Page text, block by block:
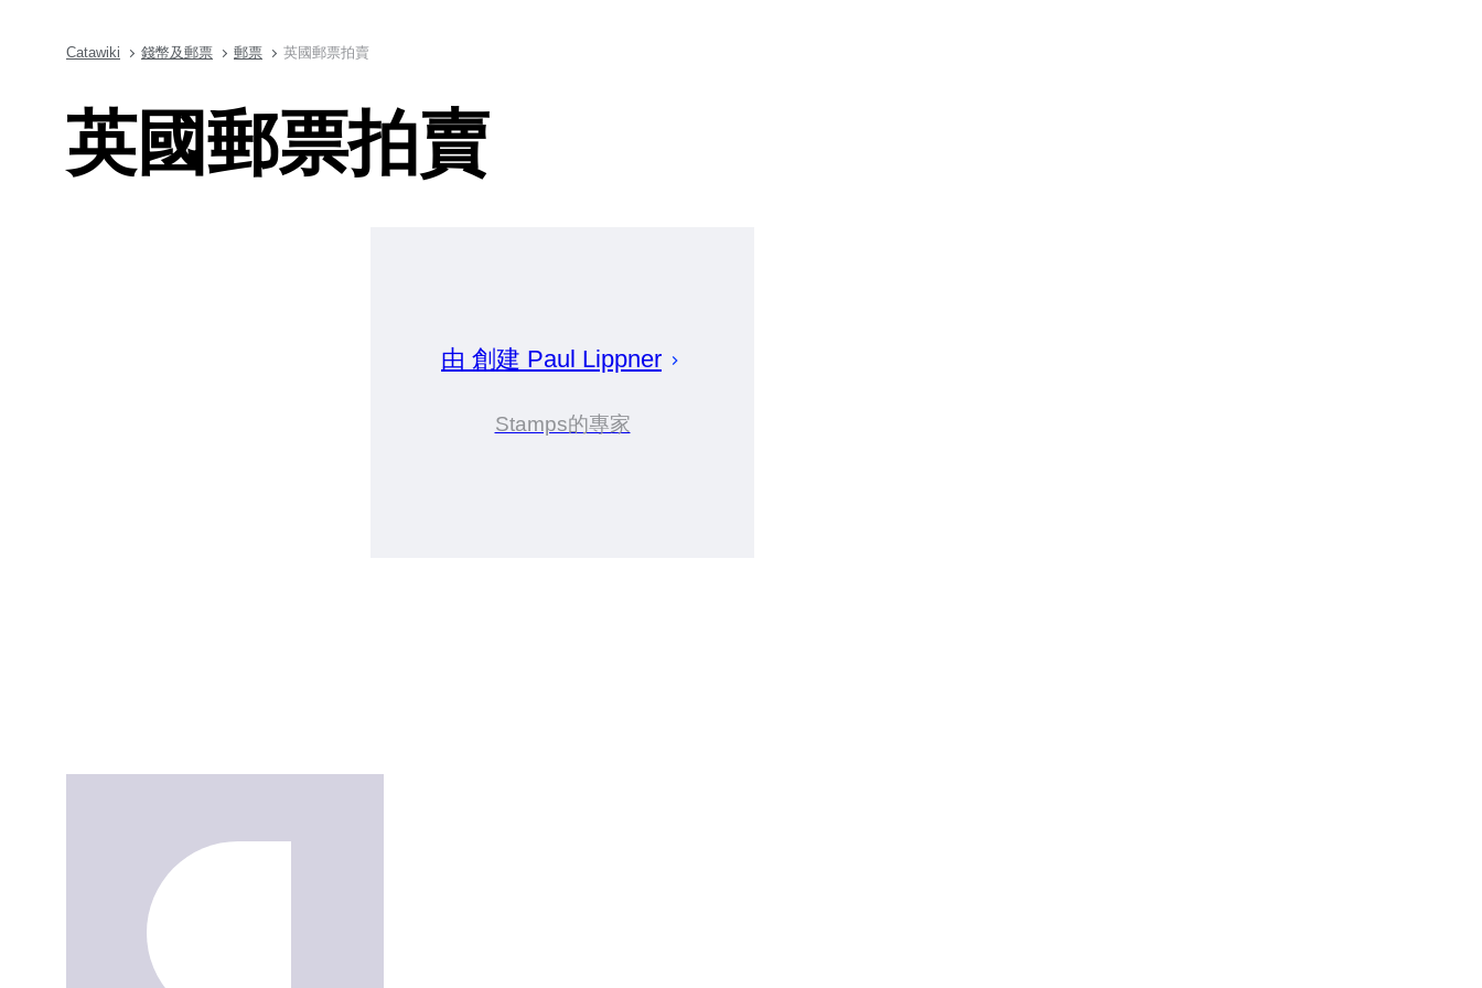
Catawiki 錢幣及郵票 郵票 英國郵票拍賣
英國郵票拍賣
由 創建 Paul Lippner
Stamps的專家